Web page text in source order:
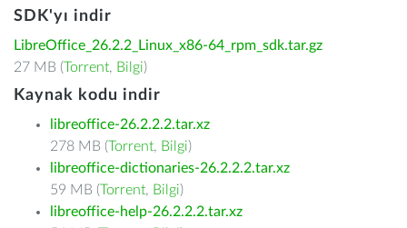
SDK'yı indir
LibreOffice_26.2.2_Linux_x86-64_rpm_sdk.tar.gz
27 MB (Torrent, Bilgi)
Kaynak kodu indir
libreoffice-26.2.2.2.tar.xz
278 MB (Torrent, Bilgi)
libreoffice-dictionaries-26.2.2.2.tar.xz
59 MB (Torrent, Bilgi)
libreoffice-help-26.2.2.2.tar.xz